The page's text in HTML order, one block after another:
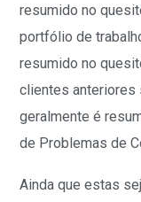
resumido no
portfólio de
resumido no
clientes anteriores
geralmente é
de Problemas de
Ainda que estas